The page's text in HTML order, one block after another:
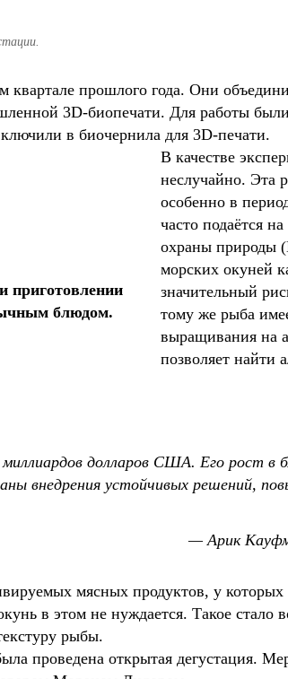
квартале прошлого года. Они
3D-биопечати. Для работы
в биочернила для 3D-печати.
приготовлении
блюдом.
В качестве
неслучайно. Эта
особенно в
часто подаётся
охраны природы
морских окуней
значительный
тому же рыба
выращивания на
позволяет найти
долларов США. Его рост
внедрения устойчивых решений,
— Арик
мясных продуктов, у
в этом не нуждается. Такое стало
рыбы.
проведена открытая дегустация.